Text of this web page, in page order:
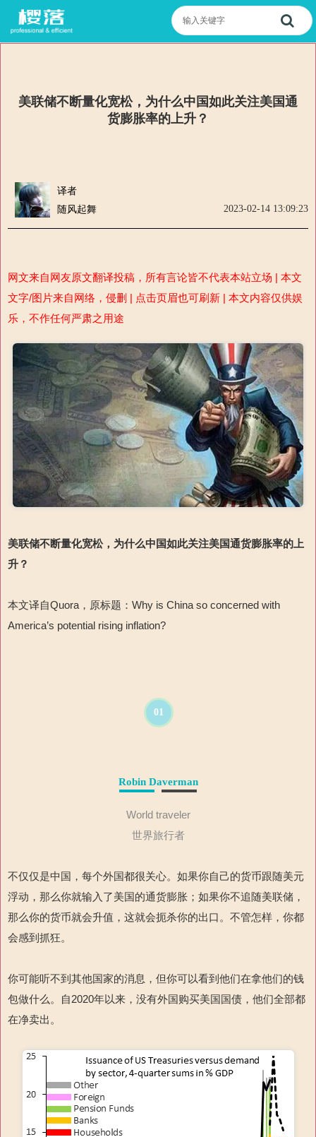
美联储不断量化宽松，为什么中国如此关注美国通
货膨胀率的上升？
译者
随风起舞
2023-02-14 13:09:23
网文来自网友原文翻译投稿，所有言论皆不代表本站立场 | 本文
文字/图片来自网络，侵删 | 点击页眉也可刷新 | 本文内容仅供娱
乐，不作任何严肃之用途
美联储不断量化宽松，为什么中国如此关注美国通货膨胀率的上
升？
本文译自Quora，原标题：Why is China so concerned with
America’s potential rising inflation?
01
Robin Daverman
World traveler
世界旅行者
不仅仅是中国，每个外国都很关心。如果你自己的货币跟随美元
浮动，那么你就输入了美国的通货膨胀；如果你不追随美联储，
那么你的货币就会升值，这就会扼杀你的出口。不管怎样，你都
会感到抓狂。
你可能听不到其他国家的消息，但你可以看到他们在拿他们的钱
包做什么。自2020年以来，没有外国购买美国国债，他们全部都
在净卖出。